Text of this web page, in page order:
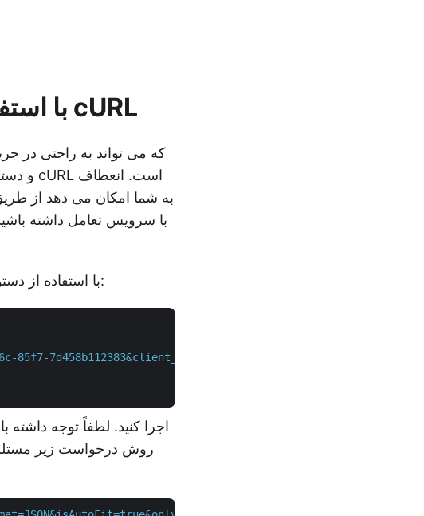
تبدیل XLSX به JSON با استفاده از دستورات cURL
اولین گام در این رویکرد، تولید یک نشانه دسترسی JWT با استفاده از دستور زیر است:
روش درخواست زیر